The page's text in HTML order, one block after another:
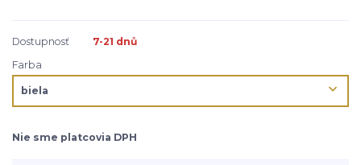
Dostupnosť
7-21 dnů
Farba
Nie sme platcovia DPH